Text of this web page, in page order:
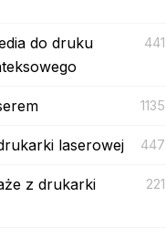
do druku
441
1135
laserowej 447
z drukarki
221